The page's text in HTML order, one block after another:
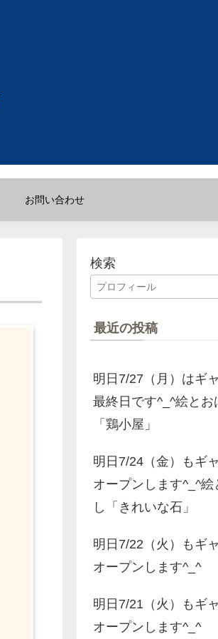
お問い合わせ
検索
最近の投稿
明日7/27（月）はギ
最終日です^_^絵とお
「鶏小屋」
明日7/24（金）もギ
オープンします^_^絵
し「きれいな石」
明日7/22（火）もギ
オープンします^_^
明日7/21（火）もギ
オープンします^_^